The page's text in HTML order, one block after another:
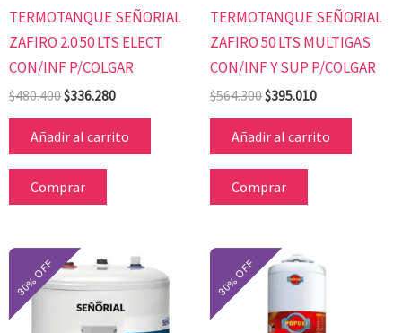
TERMOTANQUE SEÑORIAL
ZAFIRO 2.0 50 LTS ELECT
CON/INF P/COLGAR
$480.400$336.280
Añadir al carrito
Comprar
TERMOTANQUE SEÑORIAL
ZAFIRO 50 LTS MULTIGAS
CON/INF Y SUP P/COLGAR
$564.300$395.010
Añadir al carrito
Comprar
El
precio
original
era:
$427.000.
precio
es:
$298.900.
El
precio
original
era:
$514.000.
precio
$360.000.